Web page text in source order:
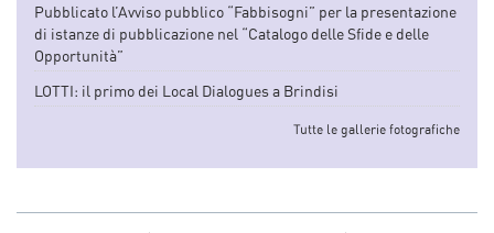
Pubblicato l’Avviso pubblico “Fabbisogni” per la presentazione
di istanze di pubblicazione nel “Catalogo delle Sfide e delle
Opportunità”
LOTTI: il primo dei Local Dialogues a Brindisi
Tutte le gallerie fotografiche